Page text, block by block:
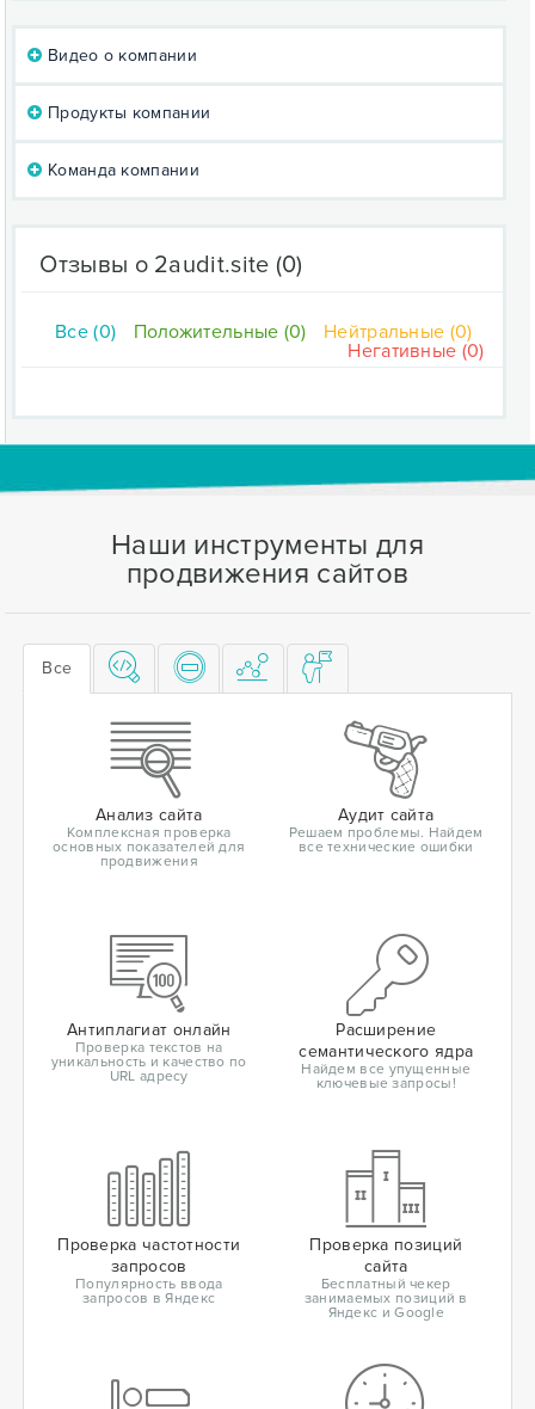
Видео о компании
Продукты компании
Команда компании
Отзывы о 2audit.site (0)
Все (0) Положительные (0)
Нейтральные (0)
Негативные (0)
Наши инструменты для
продвижения сайтов
Все
Анализ сайта
Комплексная проверка
основных показателей для
продвижения
Аудит сайта
Решаем проблемы. Найдем
все технические ошибки
Антиплагиат онлайн
Проверка текстов на
уникальность и качество по
URL адресу
Расширение
семантического ядра
Найдем все упущенные
ключевые запросы!
Проверка частотности
запросов
Популярность ввода
запросов в Яндекс
Проверка позиций
сайта
Бесплатный чекер
занимаемых позиций в
Яндекс и Google